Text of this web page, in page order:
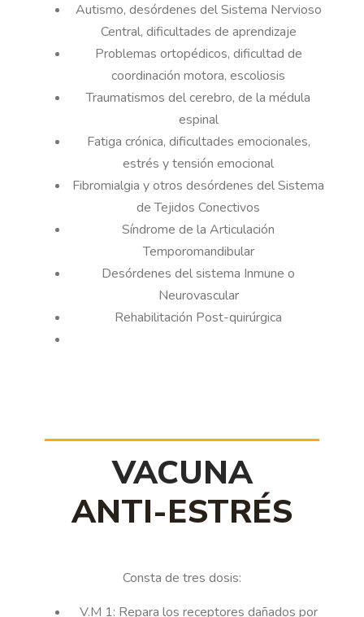
Autismo, desórdenes del Sistema Nervioso
Central, dificultades de aprendizaje
Problemas ortopédicos, dificultad de
coordinación motora, escoliosis
Traumatismos del cerebro, de la médula
espinal
Fatiga crónica, dificultades emocionales,
estrés y tensión emocional
Fibromialgia y otros desórdenes del Sistema
de Tejidos Conectivos
Síndrome de la Articulación
Temporomandibular
Desórdenes del sistema Inmune o
Neurovascular
Rehabilitación Post-quirúrgica
VACUNA
ANTI-ESTRÉS
Consta de tres dosis:
V.M 1: Repara los receptores dañados por